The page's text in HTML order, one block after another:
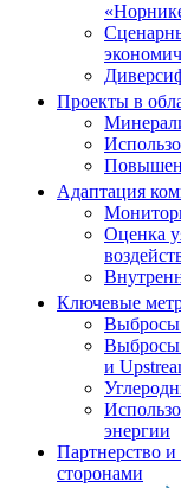
Проекты в
Адаптация
Оценка
Ключевые
Выбросы
Выбросы
и
энергии
Партнерство и
сторонами